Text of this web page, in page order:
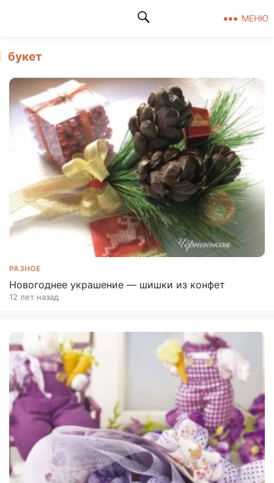
МЕНЮ
букет
РАЗНОЕ
Новогоднее украшение — шишки из конфет
12 лет назад